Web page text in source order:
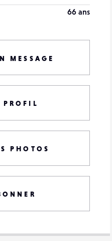
66 ans
MESSAGE
PHOTOS